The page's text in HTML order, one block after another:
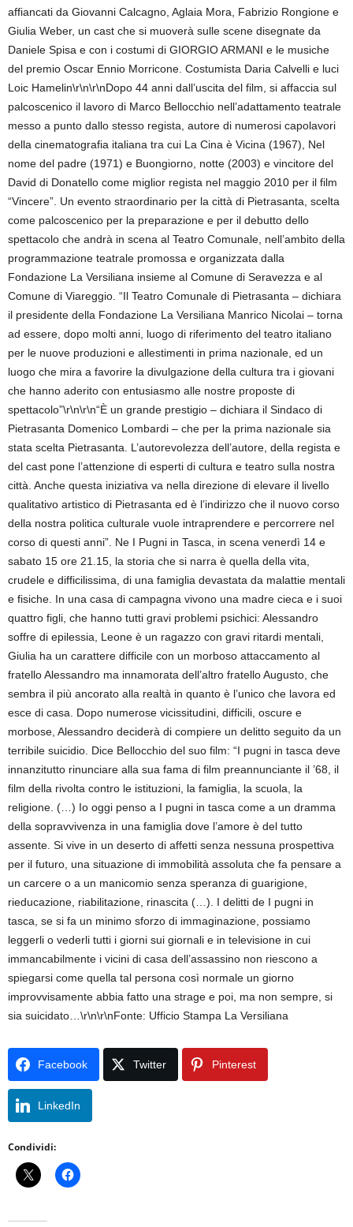
affiancati da Giovanni Calcagno, Aglaia Mora, Fabrizio Rongione e
Giulia Weber, un cast che si muoverà sulle scene disegnate da
Daniele Spisa e con i costumi di GIORGIO ARMANI e le musiche
del premio Oscar Ennio Morricone. Costumista Daria Calvelli e luci
Loic Hamelin\r\n\r\nDopo 44 anni dall’uscita del film, si affaccia sul
palcoscenico il lavoro di Marco Bellocchio nell’adattamento teatrale
messo a punto dallo stesso regista, autore di numerosi capolavori
della cinematografia italiana tra cui La Cina è Vicina (1967), Nel
nome del padre (1971) e Buongiorno, notte (2003) e vincitore del
David di Donatello come miglior regista nel maggio 2010 per il film
“Vincere”. Un evento straordinario per la città di Pietrasanta, scelta
come palcoscenico per la preparazione e per il debutto dello
spettacolo che andrà in scena al Teatro Comunale, nell’ambito della
programmazione teatrale promossa e organizzata dalla
Fondazione La Versiliana insieme al Comune di Seravezza e al
Comune di Viareggio. “Il Teatro Comunale di Pietrasanta – dichiara
il presidente della Fondazione La Versiliana Manrico Nicolai – torna
ad essere, dopo molti anni, luogo di riferimento del teatro italiano
per le nuove produzioni e allestimenti in prima nazionale, ed un
luogo che mira a favorire la divulgazione della cultura tra i giovani
che hanno aderito con entusiasmo alle nostre proposte di
spettacolo”\r\n\r\n“È un grande prestigio – dichiara il Sindaco di
Pietrasanta Domenico Lombardi – che per la prima nazionale sia
stata scelta Pietrasanta. L’autorevolezza dell’autore, della regista e
del cast pone l’attenzione di esperti di cultura e teatro sulla nostra
città. Anche questa iniziativa va nella direzione di elevare il livello
qualitativo artistico di Pietrasanta ed è l’indirizzo che il nuovo corso
della nostra politica culturale vuole intraprendere e percorrere nel
corso di questi anni”. Ne I Pugni in Tasca, in scena venerdì 14 e
sabato 15 ore 21.15, la storia che si narra è quella della vita,
crudele e difficilissima, di una famiglia devastata da malattie mentali
e fisiche. In una casa di campagna vivono una madre cieca e i suoi
quattro figli, che hanno tutti gravi problemi psichici: Alessandro
soffre di epilessia, Leone è un ragazzo con gravi ritardi mentali,
Giulia ha un carattere difficile con un morboso attaccamento al
fratello Alessandro ma innamorata dell’altro fratello Augusto, che
sembra il più ancorato alla realtà in quanto è l’unico che lavora ed
esce di casa. Dopo numerose vicissitudini, difficili, oscure e
morbose, Alessandro deciderà di compiere un delitto seguito da un
terribile suicidio. Dice Bellocchio del suo film: “I pugni in tasca deve
innanzitutto rinunciare alla sua fama di film preannunciante il ’68, il
film della rivolta contro le istituzioni, la famiglia, la scuola, la
religione. (…) Io oggi penso a I pugni in tasca come a un dramma
della sopravvivenza in una famiglia dove l’amore è del tutto
assente. Si vive in un deserto di affetti senza nessuna prospettiva
per il futuro, una situazione di immobilità assoluta che fa pensare a
un carcere o a un manicomio senza speranza di guarigione,
rieducazione, riabilitazione, rinascita (…). I delitti de I pugni in
tasca, se si fa un minimo sforzo di immaginazione, possiamo
leggerli o vederli tutti i giorni sui giornali e in televisione in cui
immancabilmente i vicini di casa dell’assassino non riescono a
spiegarsi come quella tal persona così normale un giorno
improvvisamente abbia fatto una strage e poi, ma non sempre, si
sia suicidato…\r\n\r\nFonte: Ufficio Stampa La Versiliana
Facebook Twitter Pinterest
LinkedIn
Condividi: